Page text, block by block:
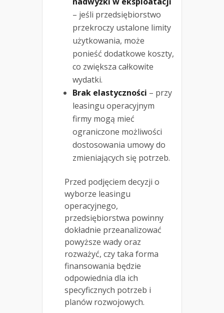
– jeśli przedsiębiorstwo
przekroczy ustalone limity
użytkowania, może
ponieść dodatkowe koszty,
co zwiększa całkowite
wydatki.
Brak elastyczności – przy
leasingu operacyjnym
firmy mogą mieć
ograniczone możliwości
dostosowania umowy do
zmieniających się potrzeb.
Przed podjęciem decyzji o
wyborze leasingu
operacyjnego,
przedsiębiorstwa powinny
dokładnie przeanalizować
powyższe wady oraz
rozważyć, czy taka forma
finansowania będzie
odpowiednia dla ich
specyficznych potrzeb i
planów rozwojowych.